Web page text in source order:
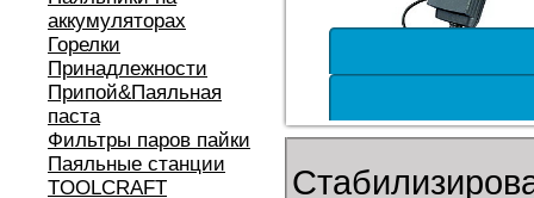
аккумуляторах
Горелки
Принадлежности
Припой&Паяльная
паста
Фильтры паров пайки
Паяльные станции
TOOLCRAFT